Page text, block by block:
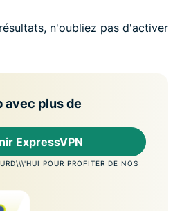
n'oubliez pas d'activer
avec plus de
ExpressVPN
POUR PROFITER DE NOS